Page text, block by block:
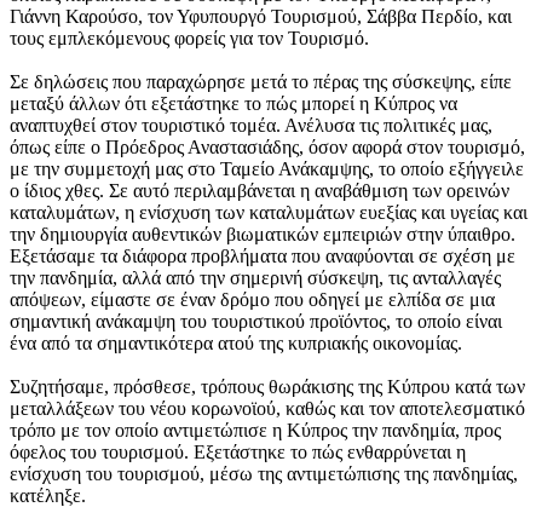
Γιάννη Καρούσο, τον Υφυπουργό Τουρισμού, Σάββα Περδίο, και
τους εμπλεκόμενους φορείς για τον Τουρισμό.
Σε δηλώσεις που παραχώρησε μετά το πέρας της σύσκεψης, είπε
μεταξύ άλλων ότι εξετάστηκε το πώς μπορεί η Κύπρος να
αναπτυχθεί στον τουριστικό τομέα. Ανέλυσα τις πολιτικές μας,
όπως είπε ο Πρόεδρος Αναστασιάδης, όσον αφορά στον τουρισμό,
με την συμμετοχή μας στο Ταμείο Ανάκαμψης, το οποίο εξήγγειλε
ο ίδιος χθες. Σε αυτό περιλαμβάνεται η αναβάθμιση των ορεινών
καταλυμάτων, η ενίσχυση των καταλυμάτων ευεξίας και υγείας και
την δημιουργία αυθεντικών βιωματικών εμπειριών στην ύπαιθρο.
Εξετάσαμε τα διάφορα προβλήματα που αναφύονται σε σχέση με
την πανδημία, αλλά από την σημερινή σύσκεψη, τις ανταλλαγές
απόψεων, είμαστε σε έναν δρόμο που οδηγεί με ελπίδα σε μια
σημαντική ανάκαμψη του τουριστικού προϊόντος, το οποίο είναι
ένα από τα σημαντικότερα ατού της κυπριακής οικονομίας.
Συζητήσαμε, πρόσθεσε, τρόπους θωράκισης της Κύπρου κατά των
μεταλλάξεων του νέου κορωνοϊού, καθώς και τον αποτελεσματικό
τρόπο με τον οποίο αντιμετώπισε η Κύπρος την πανδημία, προς
όφελος του τουρισμού. Εξετάστηκε το πώς ενθαρρύνεται η
ενίσχυση του τουρισμού, μέσω της αντιμετώπισης της πανδημίας,
κατέληξε.